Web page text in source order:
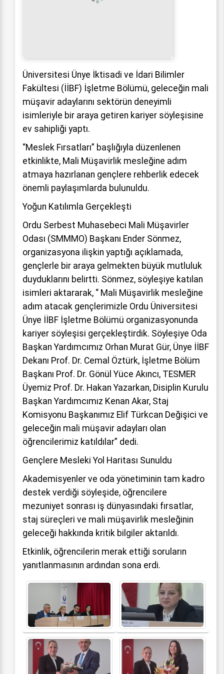
Üniversitesi Ünye İktisadi ve İdari Bilimler
Fakültesi (İİBF) İşletme Bölümü, geleceğin mali
müşavir adaylarını sektörün deneyimli
isimleriyle bir araya getiren kariyer söyleşisine
ev sahipliği yaptı.
“Meslek Fırsatları” başlığıyla düzenlenen
etkinlikte, Mali Müşavirlik mesleğine adım
atmaya hazırlanan gençlere rehberlik edecek
önemli paylaşımlarda bulunuldu.
Yoğun Katılımla Gerçekleşti
Ordu Serbest Muhasebeci Mali Müşavirler
Odası (SMMMO) Başkanı Ender Sönmez,
organizasyona ilişkin yaptığı açıklamada,
gençlerle bir araya gelmekten büyük mutluluk
duyduklarını belirtti. Sönmez, söyleşiye katılan
isimleri aktararak, “ Mali Müşavirlik mesleğine
adım atacak gençlerimizle Ordu Üniversitesi
Ünye İİBF İşletme Bölümü organizasyonunda
kariyer söyleşisi gerçekleştirdik. Söyleşiye Oda
Başkan Yardımcımız Orhan Murat Gür, Ünye İİBF
Dekanı Prof. Dr. Cemal Öztürk, İşletme Bölüm
Başkanı Prof. Dr. Gönül Yüce Akıncı, TESMER
Üyemiz Prof. Dr. Hakan Yazarkan, Disiplin Kurulu
Başkan Yardımcımız Kenan Akar, Staj
Komisyonu Başkanımız Elif Türkcan Değişici ve
geleceğin mali müşavir adayları olan
öğrencilerimiz katıldılar” dedi.
Gençlere Mesleki Yol Haritası Sunuldu
Akademisyenler ve oda yönetiminin tam kadro
destek verdiği söyleşide, öğrencilere
mezuniyet sonrası iş dünyasındaki fırsatlar,
staj süreçleri ve mali müşavirlik mesleğinin
geleceği hakkında kritik bilgiler aktarıldı.
Etkinlik, öğrencilerin merak ettiği soruların
yanıtlanmasının ardından sona erdi.